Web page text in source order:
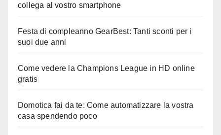
collega al vostro smartphone
Festa di compleanno GearBest: Tanti sconti per i
suoi due anni
Come vedere la Champions League in HD online
gratis
Domotica fai da te: Come automatizzare la vostra
casa spendendo poco